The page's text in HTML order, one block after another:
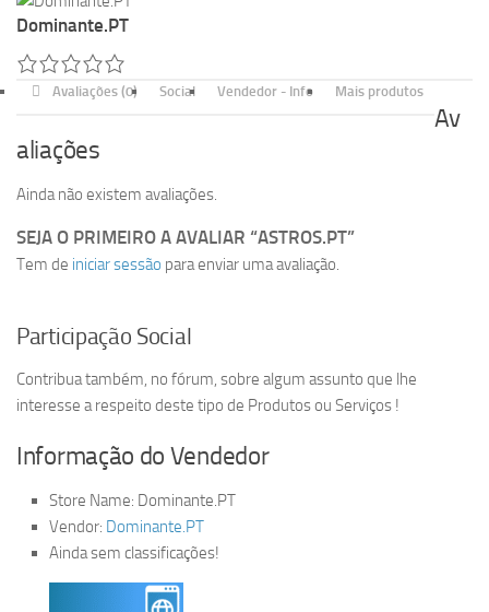
Dominante.PT
Avaliações (0) Social Vendedor - Info Mais produtos
Av
aliações
Ainda não existem avaliações.
SEJA O PRIMEIRO A AVALIAR “ASTROS.PT”
Tem de iniciar sessão para enviar uma avaliação.
Participação Social
Contribua também, no fórum, sobre algum assunto que lhe
interesse a respeito deste tipo de Produtos ou Serviços !
Informação do Vendedor
Store Name: Dominante.PT
Vendor: Dominante.PT
Ainda sem classificações!